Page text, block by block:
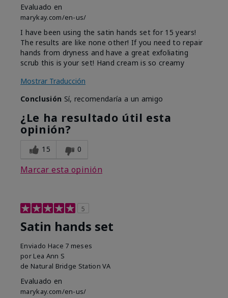
Evaluado en
marykay.com/en-us/
I have been using the satin hands set for 15 years!
The results are like none other! If you need to repair
hands from dryness and have a great exfoliating
scrub this is your set! Hand cream is so creamy
Mostrar Traducción
Conclusión Sí, recomendaría a un amigo
¿Le ha resultado útil esta
opinión?
15 0
Marcar esta opinión
5
Satin hands set
Enviado Hace 7 meses
por Lea Ann S
de Natural Bridge Station VA
Evaluado en
marykay.com/en-us/